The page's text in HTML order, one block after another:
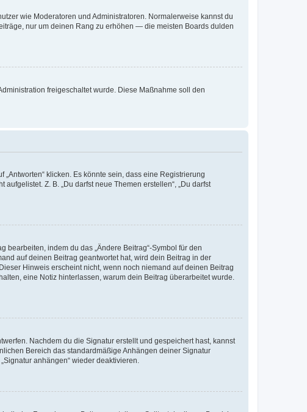
wie Moderatoren und Administratoren. Normalerweise kannst du
nur um deinen Rang zu erhöhen — die meisten Boards dulden
freigeschaltet wurde. Diese Maßnahme soll den
klicken. Es könnte sein, dass eine Registrierung
Z. B. „Du darfst neue Themen erstellen“, „Du darfst
indem du das „Ändere Beitrag“-Symbol für den
auf deinen Beitrag geantwortet hat, wird dein Beitrag in der
Hinweis erscheint nicht, wenn noch niemand auf deinen Beitrag
eine Notiz hinterlassen, warum dein Beitrag überarbeitet wurde.
Nachdem du die Signatur erstellt und gespeichert hast, kannst
Bereich das standardmäßige Anhängen deiner Signatur
anhängen“ wieder deaktivieren.